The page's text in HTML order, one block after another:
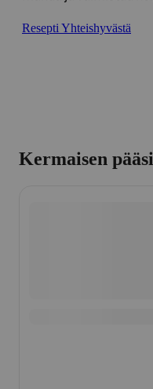
Resepti Yhteishyvästä
Kermaisen